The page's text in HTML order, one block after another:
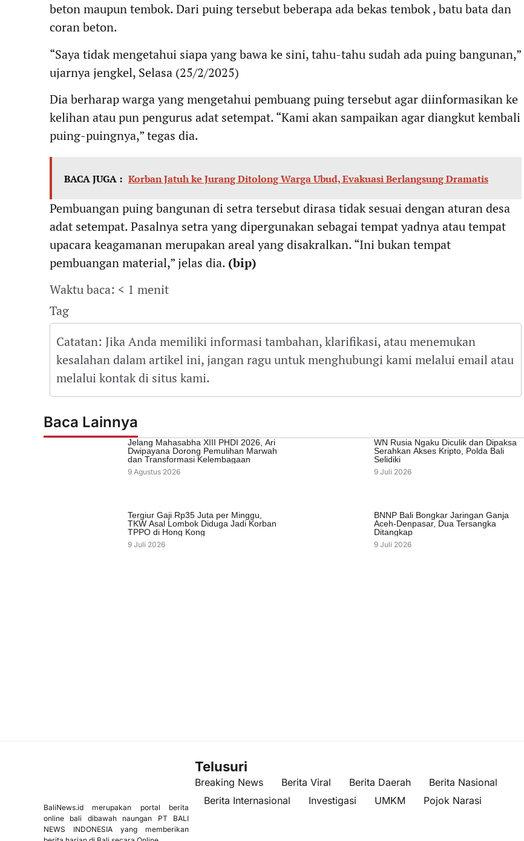
beton maupun tembok. Dari puing tersebut beberapa ada bekas tembok , batu bata dan
coran beton.
“Saya tidak mengetahui siapa yang bawa ke sini, tahu-tahu sudah ada puing bangunan,”
ujarnya jengkel, Selasa (25/2/2025)
Dia berharap warga yang mengetahui pembuang puing tersebut agar diinformasikan ke
kelihan atau pun pengurus adat setempat. “Kami akan sampaikan agar diangkut kembali
puing-puingnya,” tegas dia.
BACA JUGA : Korban Jatuh ke Jurang Ditolong Warga Ubud, Evakuasi Berlangsung Dramatis
Pembuangan puing bangunan di setra tersebut dirasa tidak sesuai dengan aturan desa
adat setempat. Pasalnya setra yang dipergunakan sebagai tempat yadnya atau tempat
upacara keagamanan merupakan areal yang disakralkan. “Ini bukan tempat
pembuangan material,” jelas dia. (bip)
Waktu baca: < 1 menit
Tag
Catatan: Jika Anda memiliki informasi tambahan, klarifikasi, atau menemukan
kesalahan dalam artikel ini, jangan ragu untuk menghubungi kami melalui email atau
melalui kontak di situs kami.
Baca Lainnya
Jelang Mahasabha XIII PHDI 2026, Ari
Dwipayana Dorong Pemulihan Marwah
dan Transformasi Kelembagaan
9 Agustus 2026
WN Rusia Ngaku Diculik dan Dipaksa
Serahkan Akses Kripto, Polda Bali
Selidiki
9 Juli 2026
Tergiur Gaji Rp35 Juta per Minggu,
TKW Asal Lombok Diduga Jadi Korban
TPPO di Hong Kong
9 Juli 2026
BNNP Bali Bongkar Jaringan Ganja
Aceh-Denpasar, Dua Tersangka
Ditangkap
9 Juli 2026
BaliNews.id merupakan portal berita
online bali dibawah naungan PT BALI
NEWS INDONESIA yang memberikan
Telusuri
Breaking News Berita Viral Berita Daerah
Berita Nasional
Berita Internasional
Investigasi UMKM Pojok Narasi